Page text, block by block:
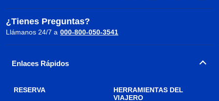
¿Tienes Preguntas?
Llámanos 24/7 a 000-800-050-3541
Enlaces Rápidos
RESERVA
HERRAMIENTAS DEL
VIAJERO